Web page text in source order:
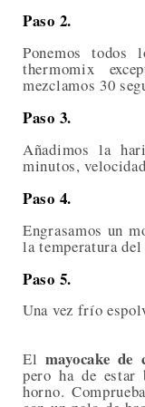
Paso 2.
Ponemos
thermomix
mezclamos 30
Paso 3.
Añadimos la
minutos,
Paso 4.
Engrasamos un
la temperatura del
Paso 5.
Una vez frío
El mayocake de
pero ha de estar
horno.